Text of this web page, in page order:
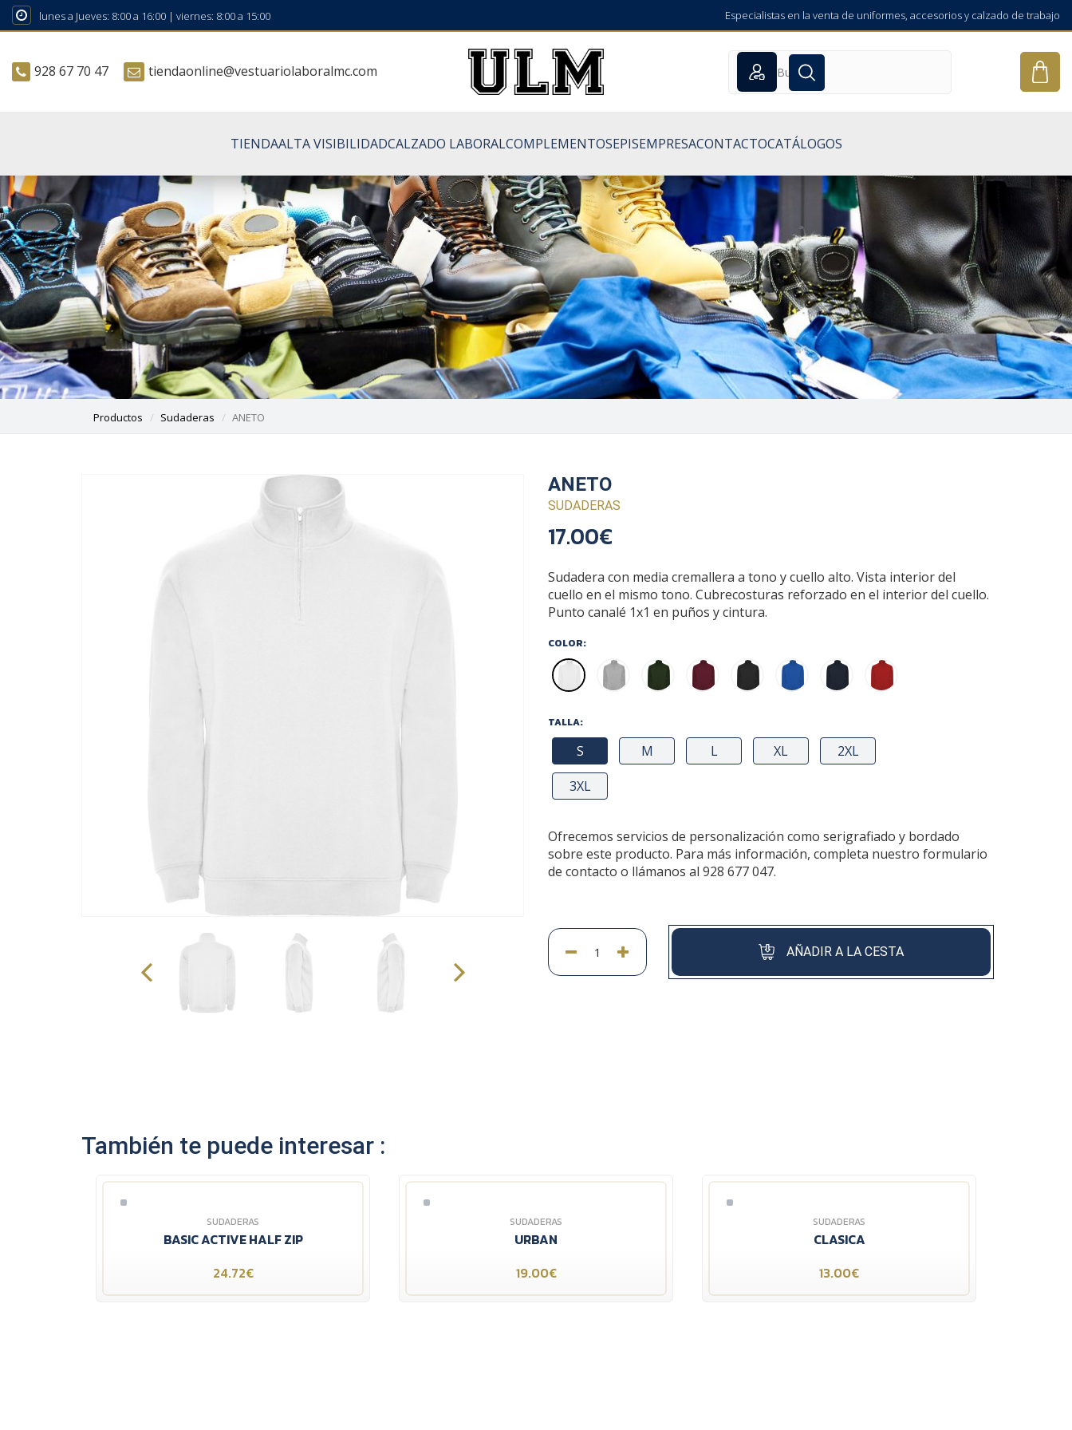
lunes a Jueves: 8:00 a 16:00 | viernes: 8:00 a 15:00 Especialistas en la venta de uniformes, accesorios y calzado de trabajo
928 67 70 47 tiendaonline@vestuariolaboralmc.com
TIENDAALTA VISIBILIDADCALZADO LABORALCOMPLEMENTOSEPISEMPRESACONTACTOCATÁLOGOS
Productos Sudaderas ANETO
ANETO
SUDADERAS
17.00€
Sudadera con media cremallera a tono y cuello alto. Vista interior del
cuello en el mismo tono. Cubrecosturas reforzado en el interior del cuello.
Punto canalé 1x1 en puños y cintura.
COLOR:
TALLA:
S M L XL
2XL
3XL
Ofrecemos servicios de personalización como serigrafiado y bordado
sobre este producto. Para más información, completa nuestro formulario
de contacto o llámanos al 928 677 047.
AÑADIR A LA CESTA
También te puede interesar :
SUDADERAS
BASIC ACTIVE HALF ZIP
24.72€
SUDADERAS
URBAN
19.00€
SUDADERAS
CLASICA
13.00€